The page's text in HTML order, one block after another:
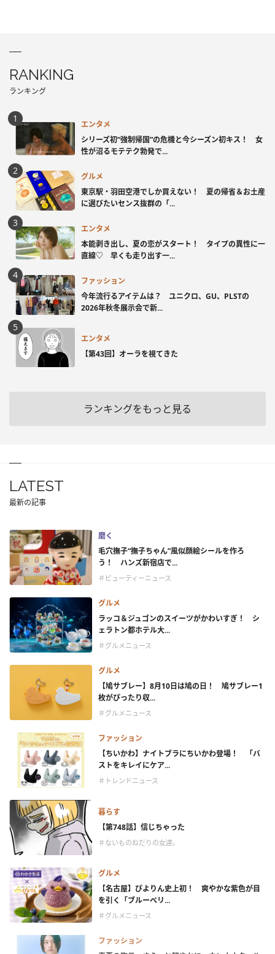
RANKING
ランキング
エンタメ
シリーズ初“強制帰国”の危機と今シーズン初キス！ 女
性が沼るモテテク勃発で...
グルメ
東京駅・羽田空港でしか買えない！ 夏の帰省＆お土産
に選びたいセンス抜群の「...
エンタメ
本能剥き出し、夏の恋がスタート！ タイプの異性に一
直線♡ 早くも走り出す一...
ファッション
今年流行るアイテムは？ ユニクロ、GU、PLSTの
2026年秋冬展示会で新...
エンタメ
【第43回】オーラを視てきた
ランキングをもっと見る
LATEST
最新の記事
磨く
毛穴撫子“撫子ちゃん”風似顔絵シールを作ろ
う！ ハンズ新宿店で...
＃ビューティーニュース
グルメ
ラッコ＆ジュゴンのスイーツがかわいすぎ！ シ
ェラトン都ホテル大...
＃グルメニュース
グルメ
【鳩サブレー】8月10日は鳩の日！ 鳩サブレー1
枚がぴったり収...
＃グルメニュース
ファッション
【ちいかわ】ナイトブラにちいかわ登場！ 「バ
ストをキレイにケア...
＃トレンドニュース
暮らす
【第748話】信じちゃった
＃ないものねだりの女達。
グルメ
【名古屋】ぴよりん史上初！ 爽やかな紫色が目
を引く「ブルーベリ...
＃グルメニュース
ファッション